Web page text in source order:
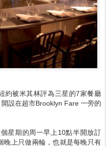
約被米其林評為三星的7家餐廳
設在超市Brooklyn Fare 一旁的
星期的周一早上10點半開放訂
晚上只做兩輪，也就是每晚只有